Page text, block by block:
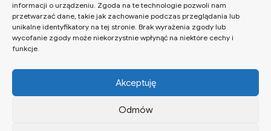
informacji o urządzeniu. Zgoda na te technologie pozwoli nam
przetwarzać dane, takie jak zachowanie podczas przeglądania lub
unikalne identyfikatory na tej stronie. Brak wyrażenia zgody lub
wycofanie zgody może niekorzystnie wpłynąć na niektóre cechy i
funkcje.
Akceptuję
Odmów
YouTube
TikTok